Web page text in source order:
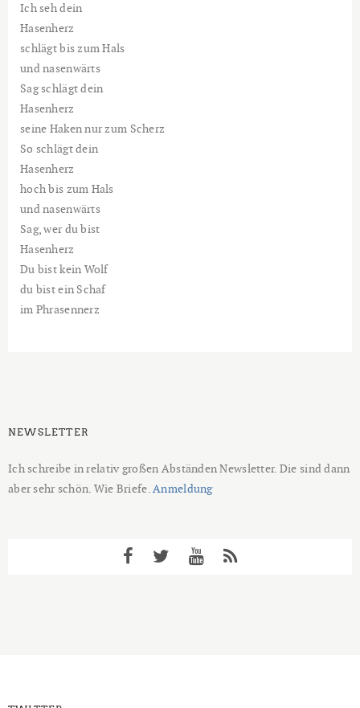
Ich seh dein
Hasenherz
schlägt bis zum Hals
und nasenwärts
Sag schlägt dein
Hasenherz
seine Haken nur zum Scherz
So schlägt dein
Hasenherz
hoch bis zum Hals
und nasenwärts
Sag, wer du bist
Hasenherz
Du bist kein Wolf
du bist ein Schaf
im Phrasennerz
NEWSLETTER
Ich schreibe in relativ großen Abständen Newsletter. Die sind dann
aber sehr schön. Wie Briefe.Anmeldung